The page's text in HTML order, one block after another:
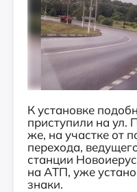
К установке
приступили на ул.
же, на участке от
перехода,
станции
на АТП, уже
знаки.